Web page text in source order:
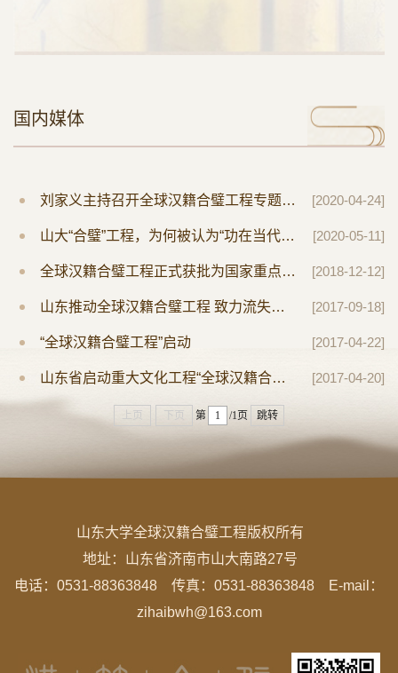
国内媒体
刘家义主持召开全球汉籍合璧工程专题会议 [2020-04-24]
山大“合璧”工程，为何被认为“功在当代、利在千秋”？ [2020-05-11]
全球汉籍合璧工程正式获批为国家重点文化工程 [2018-12-12]
山东推动全球汉籍合璧工程 致力流失海外典籍回归 [2017-09-18]
“全球汉籍合璧工程”启动 [2017-04-22]
山东省启动重大文化工程“全球汉籍合璧工程” [2017-04-20]
上页 下页 第 /1页 跳转
山东大学全球汉籍合璧工程版权所有
地址： 山东省济南市山大南路27号
电话：0531-88363848 传真：0531-88363848 E-mail：
zihaibwh@163.com